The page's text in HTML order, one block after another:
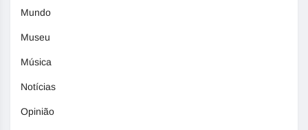
Mundo
Museu
Música
Notícias
Opinião